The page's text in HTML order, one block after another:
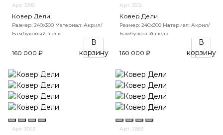
Арт. 3393
Ковер Дели
Размер: 240х300 Материал: Акрил/
Бамбуковый шёлк
160 000 ₽
В
корзину
Арт. 3312
Ковер Дели
Размер: 240х300 Материал: Акрил/
Бамбуковый шёлк
160 000 ₽
В
корзину
Арт. 3023 Арт. 2883